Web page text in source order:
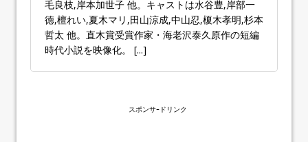
毛良枝,岸本加世子 他。キャストは水谷豊,岸部一
徳,檀れい,夏木マリ,田山涼成,中山忍,榎木孝明,杉本
哲太 他。直木賞受賞作家・海老沢泰久原作の短編
時代小説を映像化。 [...]
スポンサｰドリンク